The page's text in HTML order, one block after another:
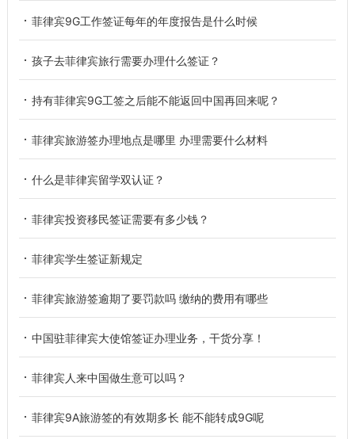
菲律宾9G工作签证每年的年度报告是什么时候
孩子去菲律宾旅行需要办理什么签证？
持有菲律宾9G工签之后能不能返回中国再回来呢？
菲律宾旅游签办理地点是哪里 办理需要什么材料
什么是菲律宾留学双认证？
菲律宾投资移民签证需要有多少钱？
菲律宾学生签证新规定
菲律宾旅游签逾期了要罚款吗 缴纳的费用有哪些
中国驻菲律宾大使馆签证办理业务，干货分享！
菲律宾人来中国做生意可以吗？
菲律宾9A旅游签的有效期多长 能不能转成9G呢